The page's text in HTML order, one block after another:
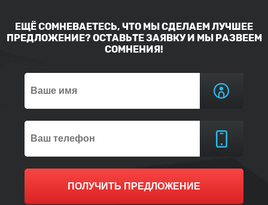
ЕЩЁ СОМНЕВАЕТЕСЬ, ЧТО МЫ СДЕЛАЕМ ЛУЧШЕЕ
ПРЕДЛОЖЕНИЕ? ОСТАВЬТЕ ЗАЯВКУ И МЫ РАЗВЕЕМ
СОМНЕНИЯ!
ПОЛУЧИТЬ ПРЕДЛОЖЕНИЕ